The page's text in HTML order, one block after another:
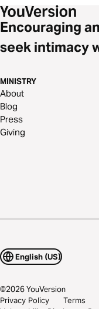
Encouraging
seek intimacy
MINISTRY
About
Blog
Press
Giving
English (US)
©2026YouVersion
Privacy Policy
Terms